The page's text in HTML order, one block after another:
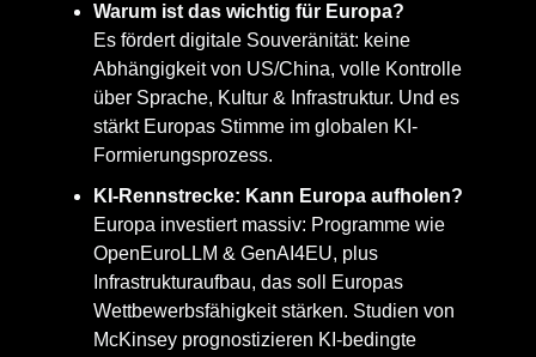
Warum ist das wichtig für Europa?
Es fördert digitale Souveränität: keine
Abhängigkeit von US/China, volle Kontrolle
über Sprache, Kultur & Infrastruktur. Und es
stärkt Europas Stimme im globalen KI-
Formierungsprozess.
KI-Rennstrecke: Kann Europa aufholen?
Europa investiert massiv: Programme wie
OpenEuroLLM & GenAI4EU, plus
Infrastrukturaufbau, das soll Europas
Wettbewerbsfähigkeit stärken. Studien von
McKinsey prognostizieren KI-bedingte